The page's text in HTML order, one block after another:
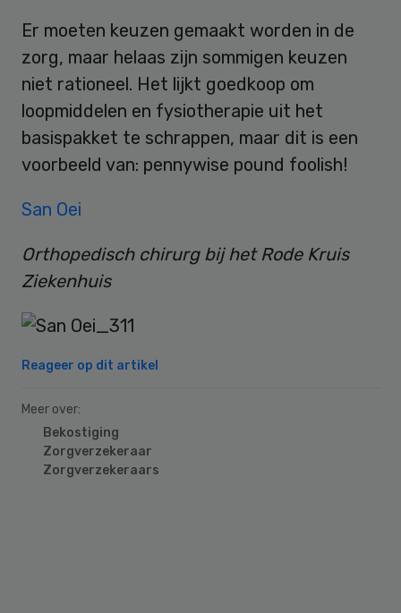
Er moeten keuzen gemaakt worden in de
zorg, maar helaas zijn sommigen keuzen
niet rationeel. Het lijkt goedkoop om
loopmiddelen en fysiotherapie uit het
basispakket te schrappen, maar dit is een
voorbeeld van: pennywise pound foolish!
San Oei
Orthopedisch chirurg bij het Rode Kruis
Ziekenhuis
Reageer op dit artikel
Meer over:
Bekostiging
Zorgverzekeraar
Zorgverzekeraars